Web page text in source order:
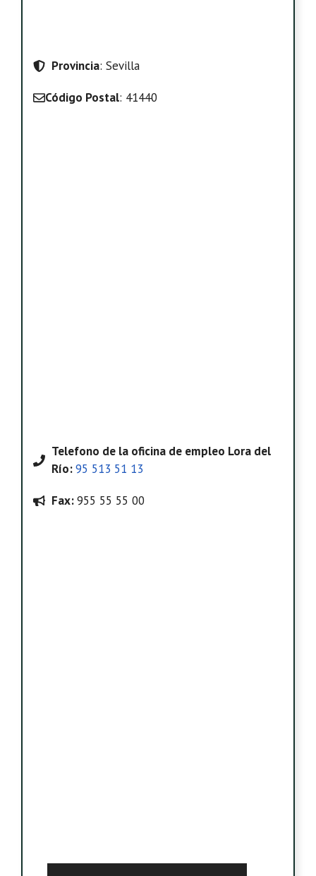
Provincia: Sevilla
Código Postal: 41440
Telefono de la oficina de empleo Lora del
Río:95 513 51 13
Fax:955 55 55 00